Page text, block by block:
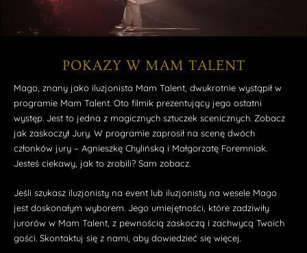
POKAZY W MAM TALENT
Mago, znany jako iluzjonista Mam Talent, dwukrotnie wystąpił w
programie Mam Talent. Oto filmik prezentujący jego ostatni
występ. Jest to jedna z magicznych sztuczek scenicznych. Zobacz
jak zaskoczył Jury. W programie zaprosił na scenę dwóch
członków jury – Agnieszkę Chylińską i Małgorzatę Foremniak.
Jesteś ciekawy, jak to zrobili? Sam zobacz.
Jeśli szukasz iluzjonisty na event lub iluzjonisty na wesele Mago
jest doskonałym wyborem. Jego umiejętności, które zadziwiły
jurorów w Mam Talent, z pewnością zaskoczą i zachwycą Twoich
gości. Skontaktuj się z nami, aby dowiedzieć się więcej.